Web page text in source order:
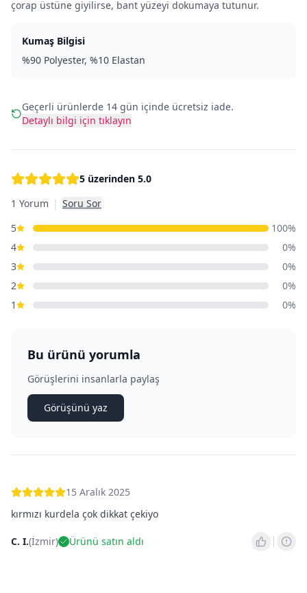
çorap üstüne giyilirse, bant yüzeyi dokumaya tutunur.
Kumaş Bilgisi
%90 Polyester, %10 Elastan
Geçerli ürünlerde 14 gün içinde ücretsiz iade.
Detaylı bilgi için tıklayın
5 üzerinden 5.0
1 Yorum | Soru Sor
5
100%
4
0%
3
0%
2
0%
1
0%
Bu ürünü yorumla
Görüşlerini insanlarla paylaş
Görüşünü yaz
15 Aralık 2025
kırmızı kurdela çok dikkat çekiyo
C. I.(İzmir) Ürünü satın aldı